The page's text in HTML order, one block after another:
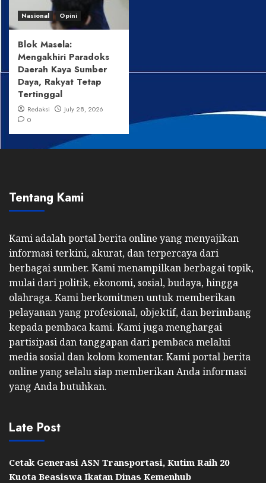
Nasional Opini
Blok Masela:
Mengakhiri Paradoks
Daerah Kaya Sumber
Daya, Rakyat Tetap
Tertinggal
Redaksi
July 28, 2026
0
Tentang Kami
Kami adalah portal berita online yang menyajikan
informasi terkini, akurat, dan terpercaya dari
berbagai sumber. Kami menampilkan berbagai topik,
mulai dari politik, ekonomi, sosial, budaya, hingga
olahraga. Kami berkomitmen untuk memberikan
pelayanan yang profesional, objektif, dan berimbang
kepada pembaca kami. Kami juga menghargai
partisipasi dan tanggapan dari pembaca melalui
media sosial dan kolom komentar. Kami portal berita
online yang selalu siap memberikan Anda informasi
yang Anda butuhkan.
Late Post
Cetak Generasi ASN Transportasi, Kutim Raih 20
Kuota Beasiswa Ikatan Dinas Kemenhub